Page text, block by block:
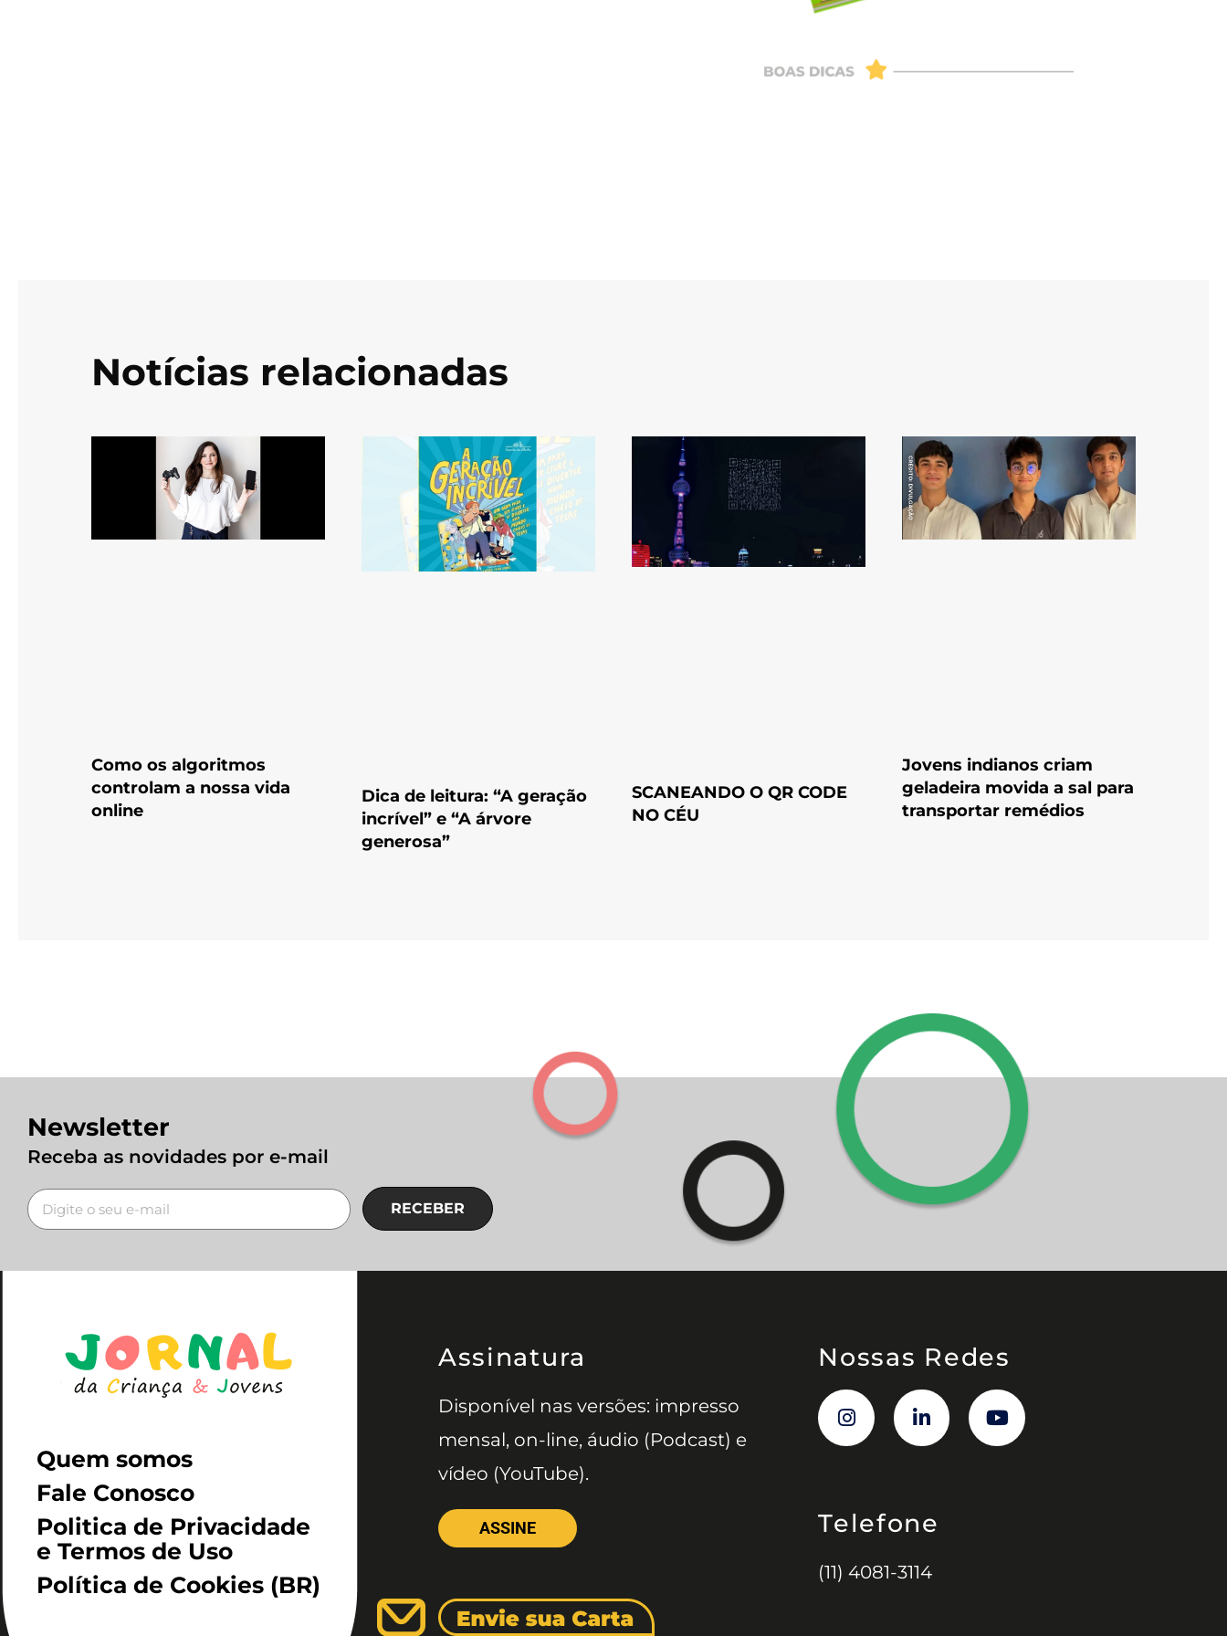
Notícias relacionadas
Como os algoritmos
controlam a nossa vida
online
Dica de leitura: “A geração
incrível” e “A árvore
generosa”
SCANEANDO O QR CODE
NO CÉU
Jovens indianos criam
geladeira movida a sal para
transportar remédios
Newsletter
Receba as novidades por e-mail
RECEBER
Quem somos
Fale Conosco
Politica de Privacidade
e Termos de Uso
Política de Cookies (BR)
Assinatura
Disponível nas versões: impresso
mensal, on-line, áudio (Podcast) e
vídeo (YouTube).
ASSINE
Nossas Redes
Telefone
(11) 4081-3114